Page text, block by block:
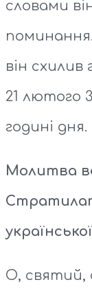
словами
він схилив
21 лютого
годині дня.
Молитва
О, святий,